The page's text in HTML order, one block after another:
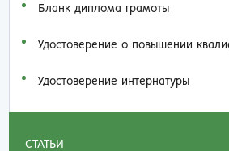
Бланк диплома грамоты
Удостоверение о повышении
Удостоверение интернатуры
СТАТЬИ